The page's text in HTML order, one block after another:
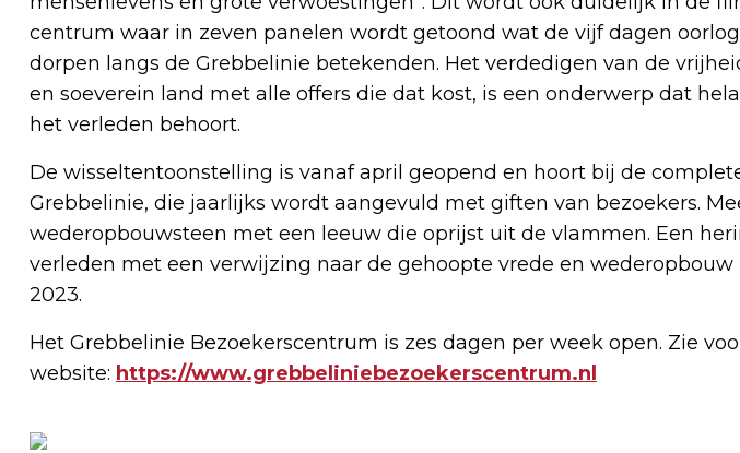
centrum waar in zeven panelen wordt getoond wat de vijf dagen
dorpen langs de Grebbelinie betekenden. Het verdedigen van de
en soeverein land met alle offers die dat kost, is een onderwerp dat
het verleden behoort.
De wisseltentoonstelling is vanaf april geopend en hoort bij de
Grebbelinie, die jaarlijks wordt aangevuld met giften van bezoekers.
wederopbouwsteen met een leeuw die oprijst uit de vlammen. Een
verleden met een verwijzing naar de gehoopte vrede en wederopbouw
2023.
Het Grebbelinie Bezoekerscentrum is zes dagen per week open. Zie
website: https://www.grebbeliniebezoekerscentrum.nl